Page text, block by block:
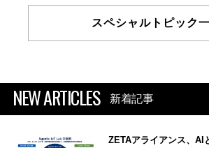
スペシャルトピック
NEW ARTICLES 新着記事
ZETAアライアンス、AI